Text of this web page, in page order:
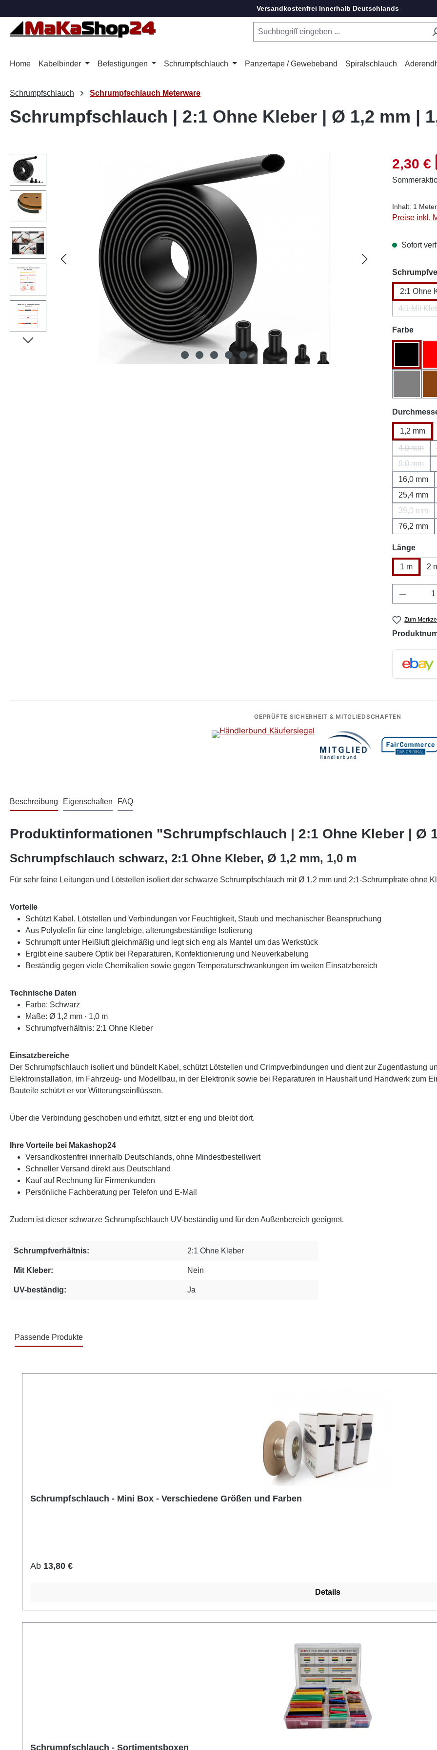
Versandkostenfrei Innerhalb Deutschlands
Home Kabelbinder Befestigungen Schrumpfschlauch Panzertape / Gewebeband Spiralschlauch
Schrumpfschlauch Schrumpfschlauch Meterware
Schrumpfschlauch | 2:1 Ohne Kleber | Ø 1,2 mm |
Bildergalerie überspringen 2,30 €
Inhalt: 1 Meter
Preise inkl.
Sofort
2:1 Ohne
4:1 Mit
Farbe
1,2 mm
4,0 mm
(Diese
9,0 mm
(Diese
16,0 mm
25,4 mm
39,0 mm
(Diese
76,2 mm
Länge
1 m 2
Zum
GEPRÜFTE SICHERHEIT & MITGLIEDSCHAFTEN
Beschreibung Eigenschaften FAQ
Produktinformationen "Schrumpfschlauch | 2:1 Ohne Kleber | Ø
Schrumpfschlauch schwarz, 2:1 Ohne Kleber, Ø 1,2 mm, 1,0 m
Für sehr feine Leitungen und Lötstellen isoliert der schwarze Schrumpfschlauch mit Ø 1,2 mm und 2:1-Schrumpfrate ohne
Vorteile
Schützt Kabel, Lötstellen und Verbindungen vor Feuchtigkeit, Staub und mechanischer Beanspruchung
Aus Polyolefin für eine langlebige, alterungsbeständige Isolierung
Schrumpft unter Heißluft gleichmäßig und legt sich eng als Mantel um das Werkstück
Ergibt eine saubere Optik bei Reparaturen, Konfektionierung und Neuverkabelung
Beständig gegen viele Chemikalien sowie gegen Temperaturschwankungen im weiten Einsatzbereich
Technische Daten
Farbe: Schwarz
Maße: Ø 1,2 mm · 1,0 m
Schrumpfverhältnis: 2:1 Ohne Kleber
Einsatzbereiche
Der Schrumpfschlauch isoliert und bündelt Kabel, schützt Lötstellen und Crimpverbindungen und dient zur Zugentlastung
Elektroinstallation, im Fahrzeug- und Modellbau, in der Elektronik sowie bei Reparaturen in Haushalt und Handwerk zum
Bauteile schützt er vor Witterungseinflüssen.
Über die Verbindung geschoben und erhitzt, sitzt er eng und bleibt dort.
Ihre Vorteile bei Makashop24
Versandkostenfrei innerhalb Deutschlands, ohne Mindestbestellwert
Schneller Versand direkt aus Deutschland
Kauf auf Rechnung für Firmenkunden
Persönliche Fachberatung per Telefon und E-Mail
Zudem ist dieser schwarze Schrumpfschlauch UV-beständig und für den Außenbereich geeignet.
Schrumpfverhältnis: 2:1 Ohne Kleber
Mit Kleber: Nein
UV-beständig: Ja
Passende Produkte
Schrumpfschlauch - Mini Box - Verschiedene Größen und Farben
Regulärer Preis:
Ab 13,80 €
Details
Schrumpfschlauch - Sortimentsboxen